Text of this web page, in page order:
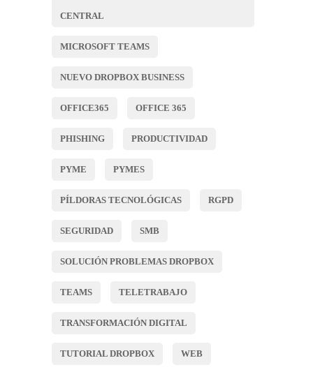
CENTRAL
MICROSOFT TEAMS
NUEVO DROPBOX BUSINESS
OFFICE365 OFFICE 365
PHISHING PRODUCTIVIDAD
PYME PYMES
PÍLDORAS TECNOLÓGICAS RGPD
SEGURIDAD SMB
SOLUCIÓN PROBLEMAS DROPBOX
TEAMS TELETRABAJO
TRANSFORMACIÓN DIGITAL
TUTORIAL DROPBOX WEB